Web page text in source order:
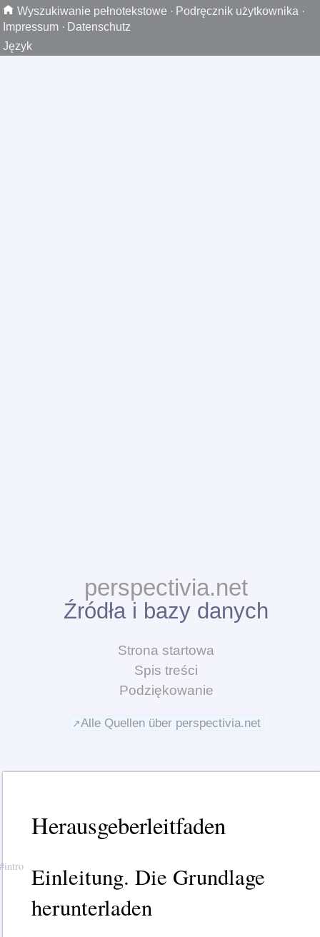
Wyszukiwanie pełnotekstowe · Podręcznik użytkownika ·
Impressum · Datenschutz
Język
perspectivia.net
Źródła i bazy danych
Strona startowa
Spis treści
Podziękowanie
Alle Quellen über perspectivia.net
Herausgeberleitfaden
Einleitung. Die Grundlage
herunterladen